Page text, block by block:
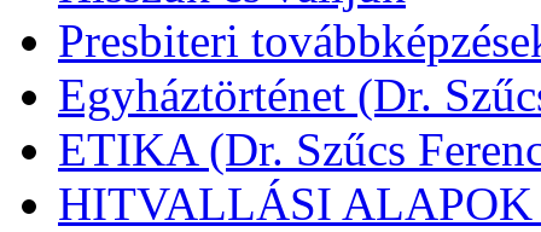
Presbiteri
Egyháztörténet (Dr.
ETIKA (Dr. Szűcs
HITVALLÁSI ALAPOK